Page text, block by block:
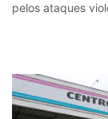
pelos ataques